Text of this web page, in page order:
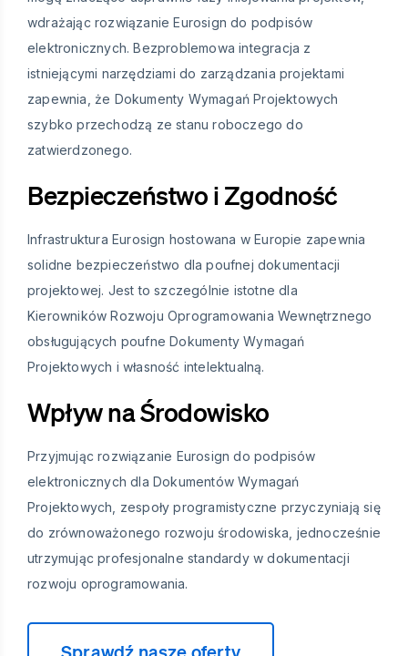
wdrażając rozwiązanie Eurosign do podpisów
elektronicznych. Bezproblemowa integracja z
istniejącymi narzędziami do zarządzania projektami
zapewnia, że Dokumenty Wymagań Projektowych
szybko przechodzą ze stanu roboczego do
zatwierdzonego.
Bezpieczeństwo i Zgodność
Infrastruktura Eurosign hostowana w Europie zapewnia
solidne bezpieczeństwo dla poufnej dokumentacji
projektowej. Jest to szczególnie istotne dla
Kierowników Rozwoju Oprogramowania Wewnętrznego
obsługujących poufne Dokumenty Wymagań
Projektowych i własność intelektualną.
Wpływ na Środowisko
Przyjmując rozwiązanie Eurosign do podpisów
elektronicznych dla Dokumentów Wymagań
Projektowych, zespoły programistyczne przyczyniają się
do zrównoważonego rozwoju środowiska, jednocześnie
utrzymując profesjonalne standardy w dokumentacji
rozwoju oprogramowania.
Sprawdź nasze oferty